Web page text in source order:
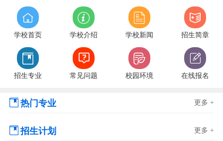
学校首页 学校介绍 学校新闻 招生简章
招生专业 常见问题 校园环境 在线报名
更多 +
热门专业
更多 +
招生计划